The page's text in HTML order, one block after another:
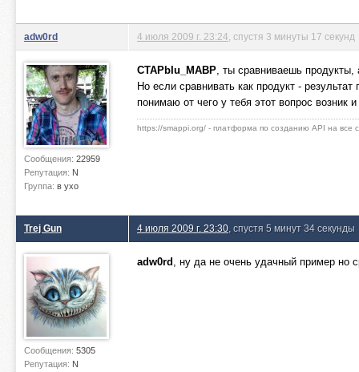
adw0rd
Сообщения: 22959
Репутация: N
Группа: в ухо
4 июля 2009 г. 23:24 , спустя 3 минуты 17 секунд
CTAPbIu_MABP, ты сравниваешь
Но если сравнивать как продукт -
понимаю от чего у тебя этот вопрос возник
https://smappi.org/ - платформа по созданию API на все
Trej Gun
Сообщения: 5305
Репутация: N
4 июля 2009 г. 23:30 , спустя 5 минут 34 секунды
adw0rd , ну да не очень удачный пример но